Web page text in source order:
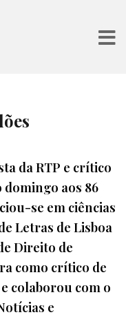
da RTP e crítico
domingo aos 86
se em ciências
Letras de Lisboa
Direito de
como crítico de
colaborou com o
e